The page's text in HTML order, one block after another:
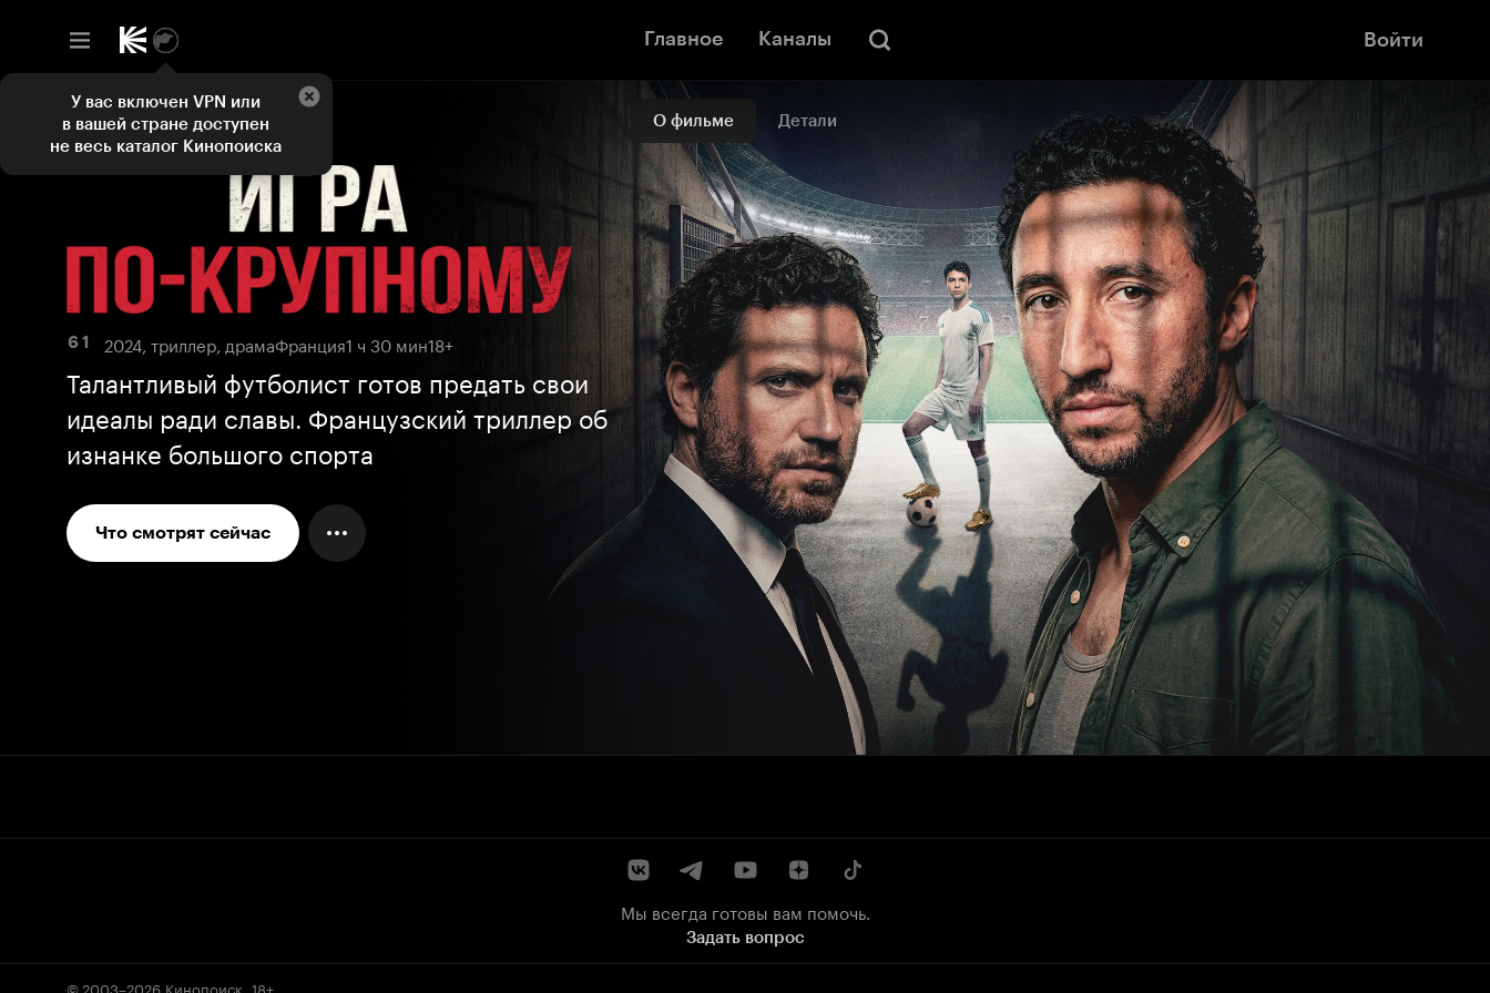
Главное Каналы Войти
О фильме Детали
6 1 2024, триллер, драмаФранция1 ч 30 мин18+
Талантливый футболист готов предать свои
идеалы ради славы. Французский триллер об
изнанке большого спорта
Что смотрят сейчас
Мы всегда готовы вам помочь.
Задать вопрос
© 2003–2026 Кинопоиск 18+
У вас включен VPN или
в вашей стране доступен
не весь каталог Кинопоиска